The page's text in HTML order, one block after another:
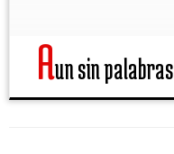
Aun sin palabras